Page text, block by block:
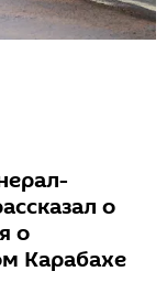
о
о
Карабахе